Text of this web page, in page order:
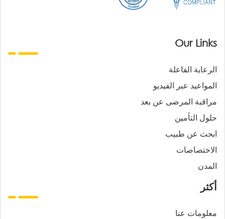
Our Links
الرعاية الفاعلة
المواعيد عبر الفيديو
مراقبة المرضى عن بعد
حلول التأمين
ابحث عن طبيب
الاختصاصات
المدن
أكثر
معلومات عنا